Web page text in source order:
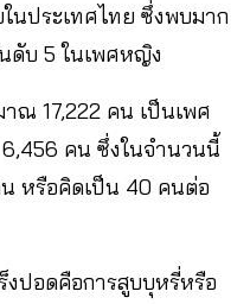
นประเทศไทย ซึ่งพบมาก
ดับ 5 ในเพศหญิง
ณ 17,222 คน เป็นเพศ
คน ซึ่งในจำนวนนี้
หรือคิดเป็น 40 คนต่อ
งปอดคือการสูบบุหรี่หรือ